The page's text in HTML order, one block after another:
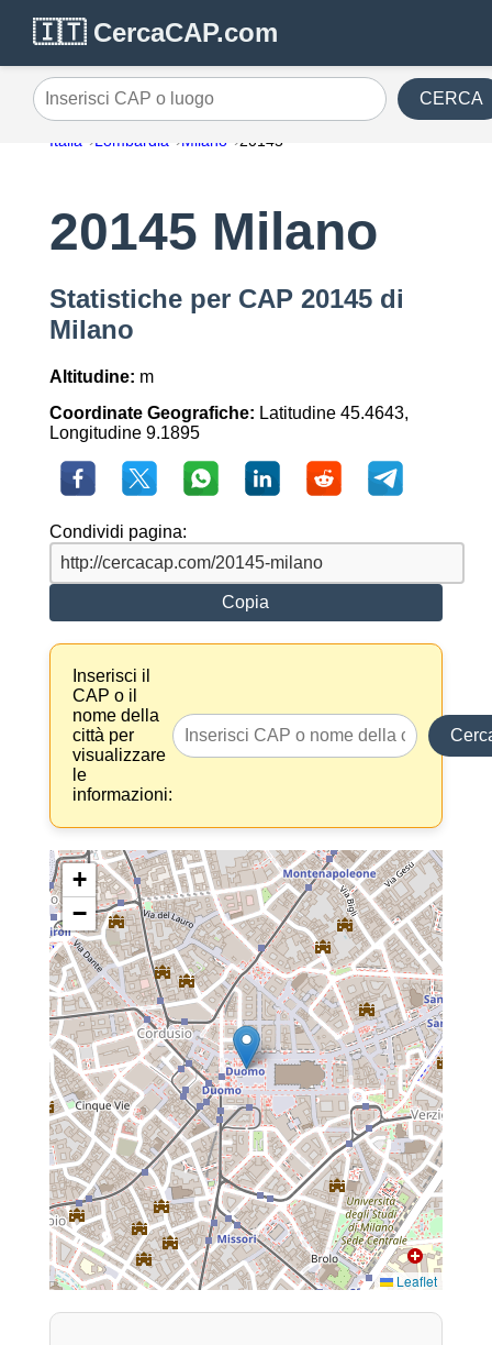
🇮🇹 CercaCAP.com
Inserisci CAP o luogo CERCA
Italia Lombardia Milano 20145
20145 Milano
Statistiche per CAP 20145 di
Milano
Altitudine: m
Coordinate Geografiche: Latitudine 45.4643,
Longitudine 9.1895
Condividi pagina:
Copia
Inserisci il
CAP o il
nome della
città per
visualizzare
le
informazioni:
+
−
Leaflet